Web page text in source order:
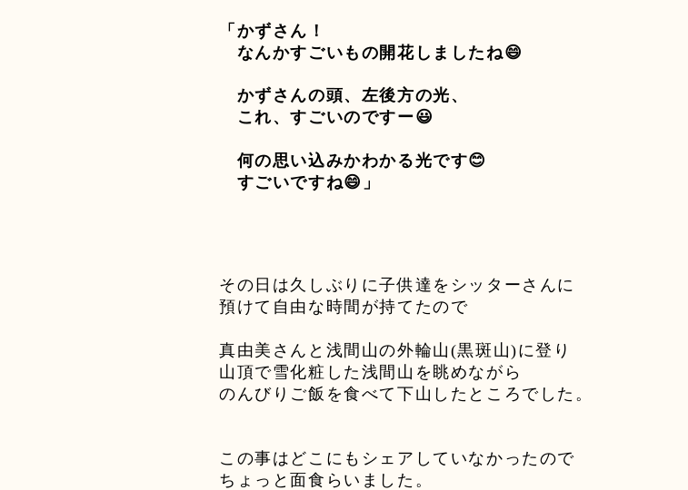
「かずさん！
なんかすごいもの開花しましたね😄
かずさんの頭、左後方の光、
これ、すごいのですー😃
何の思い込みかわかる光です😊
すごいですね😄 」
その日は久しぶりに子供達をシッターさんに
預けて自由な時間が持てたので
真由美さんと浅間山の外輪山 (黒斑山)に登り
山頂で雪化粧した浅間山を眺めながら
のんびりご飯を食べて下山したところでした。
この事はどこにもシェアしていなかったので
ちょっと面食らいました。